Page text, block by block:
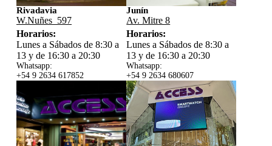
Rivadavia
W.Nuñes 597
Horarios:
Lunes a Sábados de 8:30 a
13 y de 16:30 a 20:30
Whatsapp:
+54 9 2634 617852
Junín
Av. Mitre 8
Horarios:
Lunes a Sábados de 8:30 a
13 y de 16:30 a 20:30
Whatsapp:
+54 9 2634 680607